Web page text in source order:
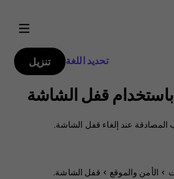
تحديد اللغة تنزيل
باستخدام قفل الشاشة
عند إلغاء قفل الشاشة.
> الأمن والموقع > قفل الشاشة.